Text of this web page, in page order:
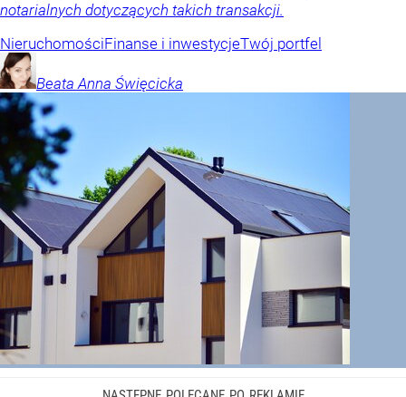
notarialnych dotyczących takich transakcji.
NieruchomościFinanse i inwestycjeTwój portfel
Beata Anna Święcicka